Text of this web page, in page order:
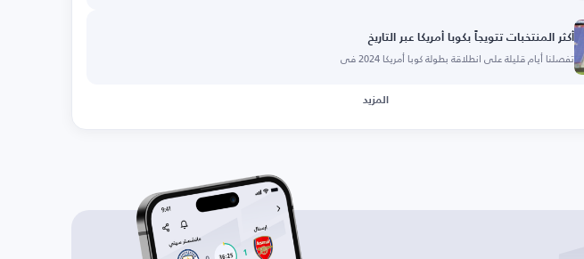
أكثر المنتخبات تتويجاً بكوبا أمريكا عبر التاريخ
تفصلنا أيام قليلة على انطلاقة بطولة كوبا أمريكا 2024 في
المزيد